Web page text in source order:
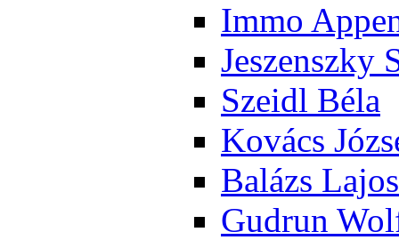
Im­mo
Je­szensz­ky
Szeidl Bé­la
Ko­vács
Ba­lázs La­jos
Gud­run